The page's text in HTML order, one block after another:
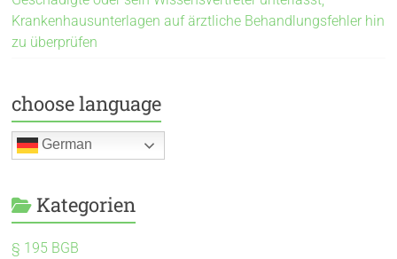
Krankenhausunterlagen auf ärztliche Behandlungsfehler hin
zu überprüfen
choose language
German
Kategorien
§ 195 BGB